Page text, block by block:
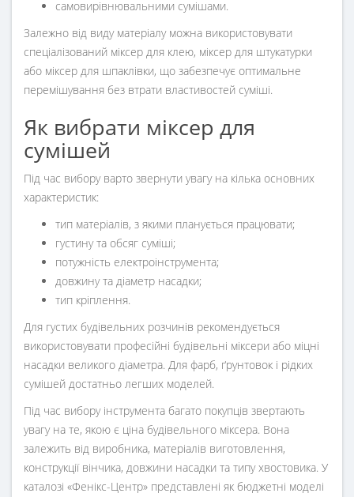
самовирівнювальними сумішами.
Залежно від виду матеріалу можна використовувати
спеціалізований міксер для клею, міксер для штукатурки
або міксер для шпаклівки, що забезпечує оптимальне
перемішування без втрати властивостей суміші.
Як вибрати міксер для
сумішей
Під час вибору варто звернути увагу на кілька основних
характеристик:
тип матеріалів, з якими планується працювати;
густину та обсяг суміші;
потужність електроінструмента;
довжину та діаметр насадки;
тип кріплення.
Для густих будівельних розчинів рекомендується
використовувати професійні будівельні міксери або міцні
насадки великого діаметра. Для фарб, ґрунтовок і рідких
сумішей достатньо легших моделей.
Під час вибору інструмента багато покупців звертають
увагу на те, якою є ціна будівельного міксера. Вона
залежить від виробника, матеріалів виготовлення,
конструкції вінчика, довжини насадки та типу хвостовика. У
каталозі «Фенікс-Центр» представлені як бюджетні моделі